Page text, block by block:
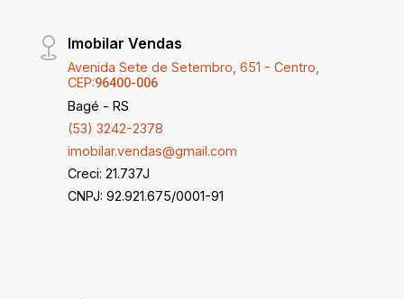
Imobilar Vendas
Avenida Sete de Setembro, 651 - Centro,
CEP:96400-006
Bagé - RS
(53) 3242-2378
imobilar.vendas@gmail.com
Creci: 21.737J
CNPJ: 92.921.675/0001-91